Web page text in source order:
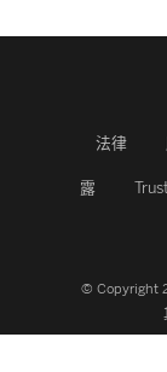
法律
露 Trust
© Copyright